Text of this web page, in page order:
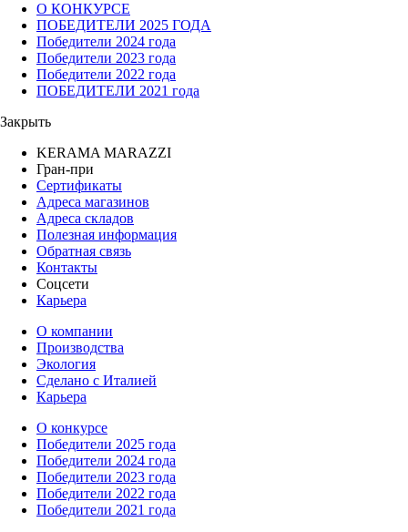
О КОНКУРСЕ
ПОБЕДИТЕЛИ 2025 ГОДА
Победители 2024 года
Победители 2023 года
Победители 2022 года
ПОБЕДИТЕЛИ 2021 года
Закрыть
KERAMA MARAZZI
Гран-при
Сертификаты
Адреса магазинов
Адреса складов
Полезная информация
Обратная связь
Контакты
Соцсети
Карьера
О компании
Производства
Экология
Сделано с Италией
Карьера
О конкурсе
Победители 2025 года
Победители 2024 года
Победители 2023 года
Победители 2022 года
Победители 2021 года